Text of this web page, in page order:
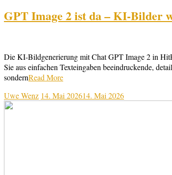
GPT Image 2 ist da – KI-Bilder
Die KI-Bildgenerierung mit Chat GPT Image 2 in
Sie aus einfachen Texteingaben beeindruckende,
sondernRead More
Uwe Wenz 14. Mai 202614. Mai 2026